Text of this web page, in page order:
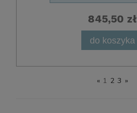
845,50 zł
do koszyka
« 1 2 3 »